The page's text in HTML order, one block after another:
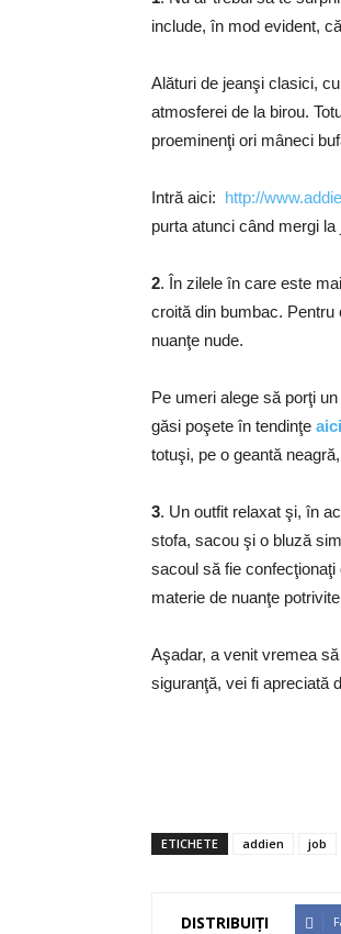
include, în mod evident,
Alături de jeanşi clasici,
atmosferei de la birou.
proeminenţi ori mâneci
Intră aici: http://
purta atunci când mergi la
2. În zilele în care este
croită din bumbac.
nuanţe nude.
Pe umeri alege să porţi
găsi poşete în tendinţe aici
totuşi, pe o geantă
3. Un outfit relaxat şi, în
stofa, sacou şi o bluză
sacoul să fie
materie de nuanţe
Aşadar, a venit vremea
siguranţă, vei fi apreciată
ETICHETE addien job
DISTRIBUIȚI